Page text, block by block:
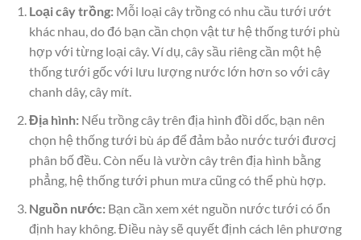
Loại cây trồng:Mỗi loại cây trồng có nhu cầu tưới ướt
khác nhau, do đó bạn cần chọn vật tư hệ thống tưới phù
hợp với từng loại cây. Ví dụ, cây sầu riêng cần một hệ
thống tưới gốc với lưu lượng nước lớn hơn so với cây
chanh dây, cây mít.
Địa hình:Nếu trồng cây trên địa hình đồi dốc, bạn nên
chọn hệ thống tưới bù áp để đảm bảo nước tưới đươcj
phân bố đều. Còn nếu là vườn cây trên địa hình bằng
phẳng, hệ thống tưới phun mưa cũng có thể phù hợp.
Nguồn nước:Bạn cần xem xét nguồn nước tưới có ổn
định hay không. Điều này sẽ quyết định cách lên phương